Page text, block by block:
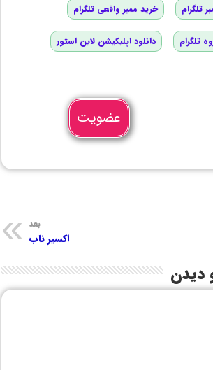
تلگرام خرید ممبر واقعی تلگرام
تلگرام دانلود اپلیکیشن لاین استور
عضویت
بعد
اکسیر ناب
دیدن